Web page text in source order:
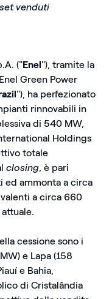
venduti
("Enel"), tramite la
Green Power
"), ha perfezionato
rinnovabili in
di 540 MW,
Holdings
totale
closing, è pari
ed ammonta a circa
a circa 660
cessione sono i
e Lapa (158
e Bahia,
di Cristalândia